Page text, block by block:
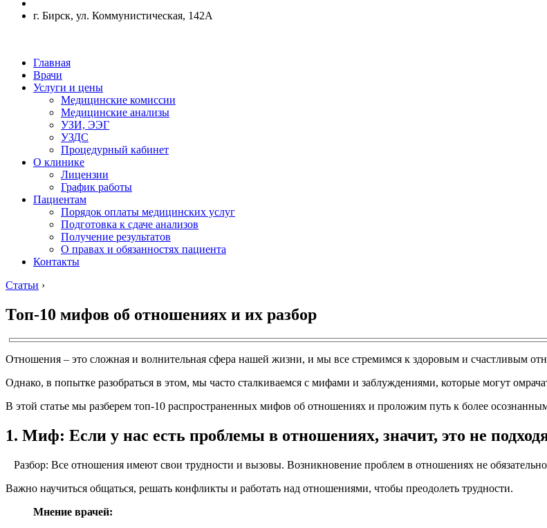
г. Бирск, ул. Коммунистическая, 142А
Главная
Врачи
Услуги и цены
Медицинские комиссии
Медицинские анализы
УЗИ, ЭЭГ
УЗДС
Процедурный кабинет
О клинике
Лицензии
График работы
Пациентам
Порядок оплаты медицинских услуг
Подготовка к сдаче анализов
Получение результатов
О правах и обязанностях пациента
Контакты
Статьи ›
Топ-10 мифов об отношениях и их разбор
Отношения – это сложная и волнительная сфера нашей жизни, и мы все стремимся к здоровым и счастливым
Однако, в попытке разобраться в этом, мы часто сталкиваемся с мифами и заблуждениями, которые могут
В этой статье мы разберем топ-10 распространенных мифов об отношениях и проложим путь к более
1. Миф: Если у нас есть проблемы в отношениях, значит, это не
Разбор: Все отношения имеют свои трудности и вызовы. Возникновение проблем в отношениях не
Важно научиться общаться, решать конфликты и работать над отношениями, чтобы преодолеть трудности.
Мнение врачей: